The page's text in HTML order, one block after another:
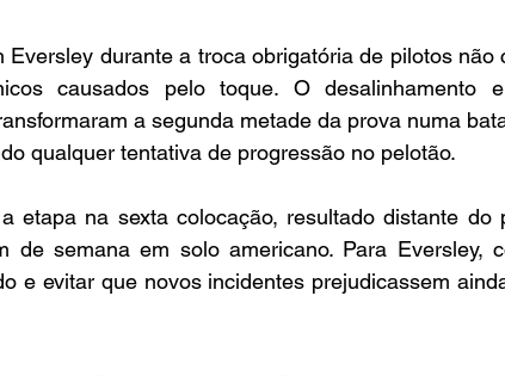
Eversley durante a troca obrigatória de pilotos não
causados pelo toque. O desalinhamento
a segunda metade da prova numa
qualquer tentativa de progressão no pelotão.
etapa na sexta colocação, resultado distante do
de semana em solo americano. Para Eversley,
e evitar que novos incidentes prejudicassem